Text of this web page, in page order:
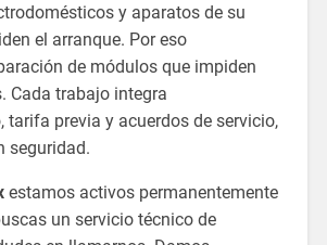
y aparatos de su
el arranque. Por eso
de módulos que impiden
Cada trabajo integra
tarifa previa y acuerdos de servicio,
seguridad.
estamos activos permanentemente
un servicio técnico de